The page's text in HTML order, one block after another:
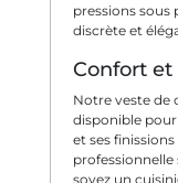
pressions sous
discrète et
Confort
Notre veste de
disponible
et ses
professionnelle
soyez un